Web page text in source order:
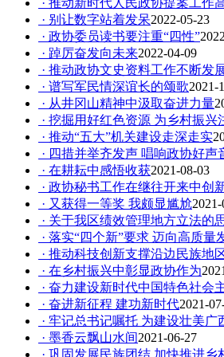
· 推动新时代人民政协提案工作
· 别让数字站着发呆2022-05-23
· 政协委员读书要注重“四性”
· 踔厉奋发向未来2022-04-09
· 推动政协文史资料工作不断发
· 谱写军民情深谊长的颂歌2021-
· 从井冈山精神中汲取奋进力量
· 挖掘用好红色资源 为乡村振兴
· 推动“五大”机关建设走深走实
· 四措并举齐发声 唱响政协好声
· 在耕耘中感悟收获2021-08-03
· 政协秘书工作在继往开来中创
· 又获得一等奖 我颇显尴尬
· 关于我区绩效管理地方立法的
· 落实“四个新”要求 迈向高质量
· 推动科技创新支撑沿边民族地
· 在乡村振兴中彰显政协作为
· 奋力建设新时代中国特色社会
· 奋进新征程 建功新时代2021-
· 牢记总书记嘱托 为建设壮美广
· 墨香云飘山水间2021-06-27
· 巩固发展民族团结 加快推进乡